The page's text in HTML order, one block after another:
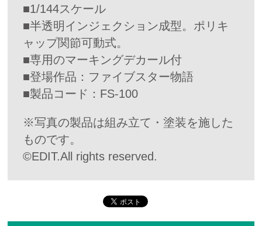
■1/144スケール
■半透明インジェクション成型。ポリキ
ャップ関節可動式。
■専用のマーキングデカール付
■登場作品：ファイブスター物語
■製品コード：FS-100
※写真の製品は組み立て・塗装を施した
ものです。
©EDIT.All rights reserved.